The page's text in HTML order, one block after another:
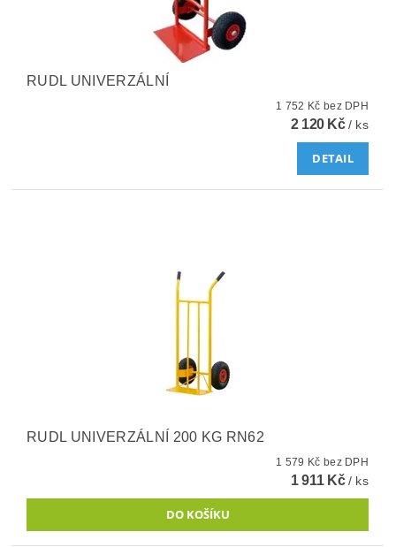
RUDL UNIVERZÁLNÍ
1 752 Kč bez DPH
2 120 Kč/ ks
DETAIL
RUDL UNIVERZÁLNÍ 200 KG RN62
1 579 Kč bez DPH
1 911 Kč/ ks